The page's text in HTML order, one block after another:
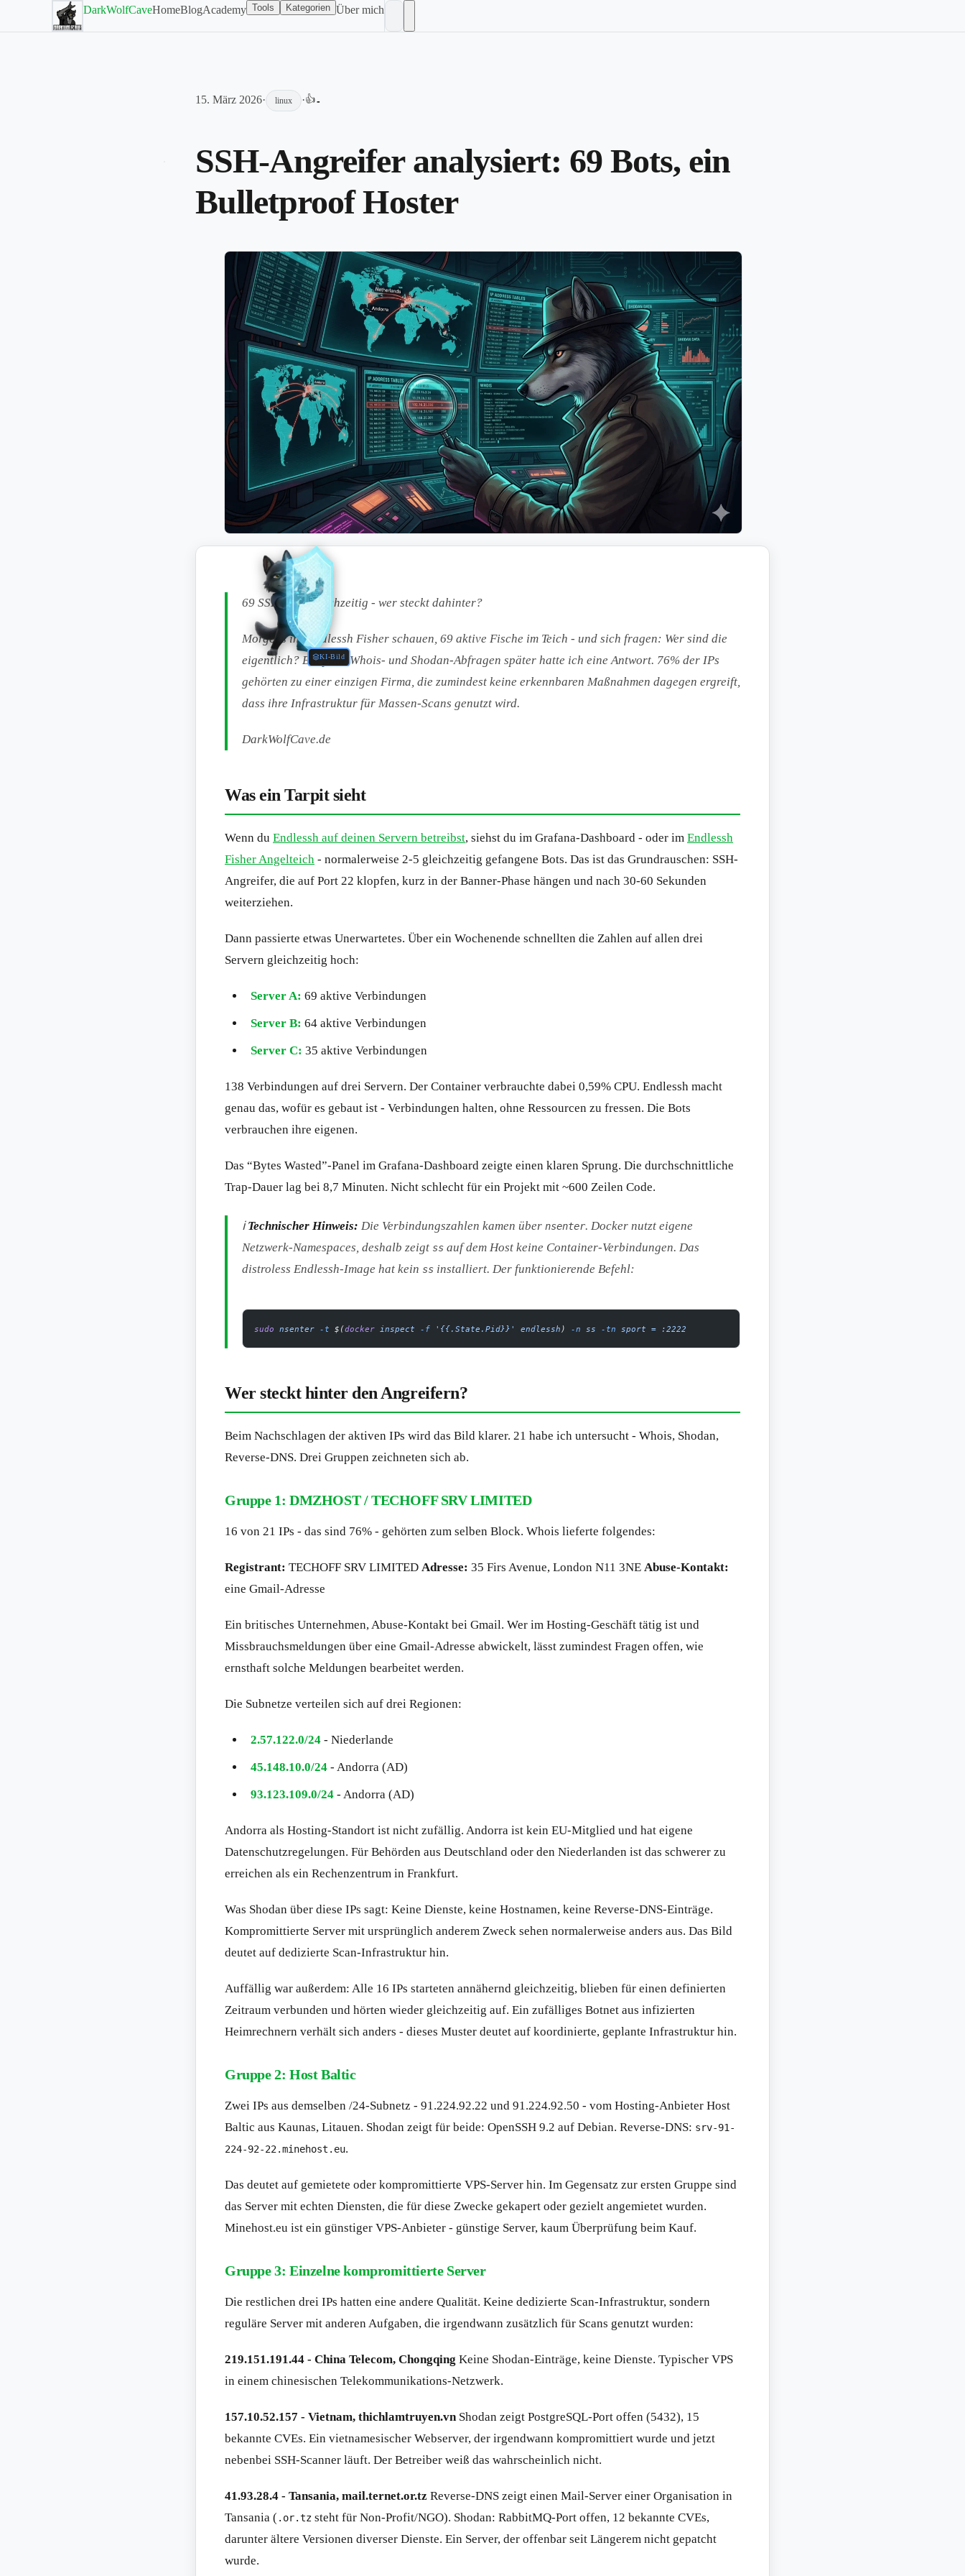
DarkWolfCaveHomeBlogAcademy Tools Kategorien Über mich
15. März 2026· linux ·👍-
SSH-Angreifer analysiert: 69 Bots, ein
Bulletproof Hoster
KI-Bild
69 SSH-Bots gleichzeitig - wer steckt dahinter?
Morgens ins Endlessh Fisher schauen, 69 aktive Fische im Teich - und sich fragen: Wer sind die
eigentlich? Ein paar Whois- und Shodan-Abfragen später hatte ich eine Antwort. 76% der IPs
gehörten zu einer einzigen Firma, die zumindest keine erkennbaren Maßnahmen dagegen ergreift,
dass ihre Infrastruktur für Massen-Scans genutzt wird.
DarkWolfCave.de
Was ein Tarpit sieht
Wenn du Endlessh auf deinen Servern betreibst, siehst du im Grafana-Dashboard - oder im Endlessh
Fisher Angelteich - normalerweise 2-5 gleichzeitig gefangene Bots. Das ist das Grundrauschen: SSH-
Angreifer, die auf Port 22 klopfen, kurz in der Banner-Phase hängen und nach 30-60 Sekunden
weiterziehen.
Dann passierte etwas Unerwartetes. Über ein Wochenende schnellten die Zahlen auf allen drei
Servern gleichzeitig hoch:
Server A: 69 aktive Verbindungen
Server B: 64 aktive Verbindungen
Server C: 35 aktive Verbindungen
138 Verbindungen auf drei Servern. Der Container verbrauchte dabei 0,59% CPU. Endlessh macht
genau das, wofür es gebaut ist - Verbindungen halten, ohne Ressourcen zu fressen. Die Bots
verbrauchen ihre eigenen.
Das “Bytes Wasted”-Panel im Grafana-Dashboard zeigte einen klaren Sprung. Die durchschnittliche
Trap-Dauer lag bei 8,7 Minuten. Nicht schlecht für ein Projekt mit ~600 Zeilen Code.
ℹ️Technischer Hinweis: Die Verbindungszahlen kamen über nsenter. Docker nutzt eigene
Netzwerk-Namespaces, deshalb zeigt ss auf dem Host keine Container-Verbindungen. Das
distroless Endlessh-Image hat kein ss installiert. Der funktionierende Befehl:
sudo nsenter -t $(docker inspect -f '{{.State.Pid}}' endlessh) -n ss -tn sport = :2222
Wer steckt hinter den Angreifern?
Beim Nachschlagen der aktiven IPs wird das Bild klarer. 21 habe ich untersucht - Whois, Shodan,
Reverse-DNS. Drei Gruppen zeichneten sich ab.
Gruppe 1: DMZHOST / TECHOFF SRV LIMITED
16 von 21 IPs - das sind 76% - gehörten zum selben Block. Whois lieferte folgendes:
Registrant: TECHOFF SRV LIMITED Adresse: 35 Firs Avenue, London N11 3NE Abuse-Kontakt:
eine Gmail-Adresse
Ein britisches Unternehmen, Abuse-Kontakt bei Gmail. Wer im Hosting-Geschäft tätig ist und
Missbrauchsmeldungen über eine Gmail-Adresse abwickelt, lässt zumindest Fragen offen, wie
ernsthaft solche Meldungen bearbeitet werden.
Die Subnetze verteilen sich auf drei Regionen:
2.57.122.0/24 - Niederlande
45.148.10.0/24 - Andorra (AD)
93.123.109.0/24 - Andorra (AD)
Andorra als Hosting-Standort ist nicht zufällig. Andorra ist kein EU-Mitglied und hat eigene
Datenschutzregelungen. Für Behörden aus Deutschland oder den Niederlanden ist das schwerer zu
erreichen als ein Rechenzentrum in Frankfurt.
Was Shodan über diese IPs sagt: Keine Dienste, keine Hostnamen, keine Reverse-DNS-Einträge.
Kompromittierte Server mit ursprünglich anderem Zweck sehen normalerweise anders aus. Das Bild
deutet auf dedizierte Scan-Infrastruktur hin.
Auffällig war außerdem: Alle 16 IPs starteten annähernd gleichzeitig, blieben für einen definierten
Zeitraum verbunden und hörten wieder gleichzeitig auf. Ein zufälliges Botnet aus infizierten
Heimrechnern verhält sich anders - dieses Muster deutet auf koordinierte, geplante Infrastruktur hin.
Gruppe 2: Host Baltic
Zwei IPs aus demselben /24-Subnetz - 91.224.92.22 und 91.224.92.50 - vom Hosting-Anbieter Host
Baltic aus Kaunas, Litauen. Shodan zeigt für beide: OpenSSH 9.2 auf Debian. Reverse-DNS: srv-91-
224-92-22.minehost.eu.
Das deutet auf gemietete oder kompromittierte VPS-Server hin. Im Gegensatz zur ersten Gruppe sind
das Server mit echten Diensten, die für diese Zwecke gekapert oder gezielt angemietet wurden.
Minehost.eu ist ein günstiger VPS-Anbieter - günstige Server, kaum Überprüfung beim Kauf.
Gruppe 3: Einzelne kompromittierte Server
Die restlichen drei IPs hatten eine andere Qualität. Keine dedizierte Scan-Infrastruktur, sondern
reguläre Server mit anderen Aufgaben, die irgendwann zusätzlich für Scans genutzt wurden:
219.151.191.44 - China Telecom, Chongqing Keine Shodan-Einträge, keine Dienste. Typischer VPS
in einem chinesischen Telekommunikations-Netzwerk.
157.10.52.157 - Vietnam, thichlamtruyen.vnShodan zeigt PostgreSQL-Port offen (5432), 15
bekannte CVEs. Ein vietnamesischer Webserver, der irgendwann kompromittiert wurde und jetzt
nebenbei SSH-Scanner läuft. Der Betreiber weiß das wahrscheinlich nicht.
41.93.28.4 - Tansania, mail.ternet.or.tz Reverse-DNS zeigt einen Mail-Server einer Organisation in
Tansania ( .or.tz steht für Non-Profit/NGO). Shodan: RabbitMQ-Port offen, 12 bekannte CVEs,
darunter ältere Versionen diverser Dienste. Ein Server, der offenbar seit Längerem nicht gepatcht
wurde.